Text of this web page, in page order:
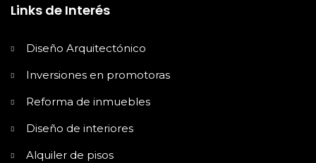
Links de Interés
Diseño Arquitectónico
Inversiones en promotoras
Reforma de inmuebles
Diseño de interiores
Alquiler de pisos